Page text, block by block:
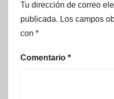
Tu dirección de correo
publicada. Los campos
con *
Comentario *